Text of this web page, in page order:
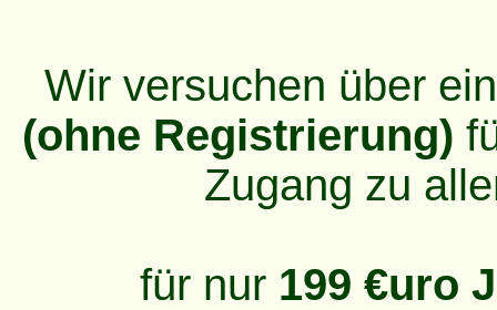
Wir versuchen über
(ohne Registrierung)
Zugang zu
für nur 199 €uro